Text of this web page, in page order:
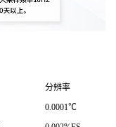
分辨率
0.0001℃